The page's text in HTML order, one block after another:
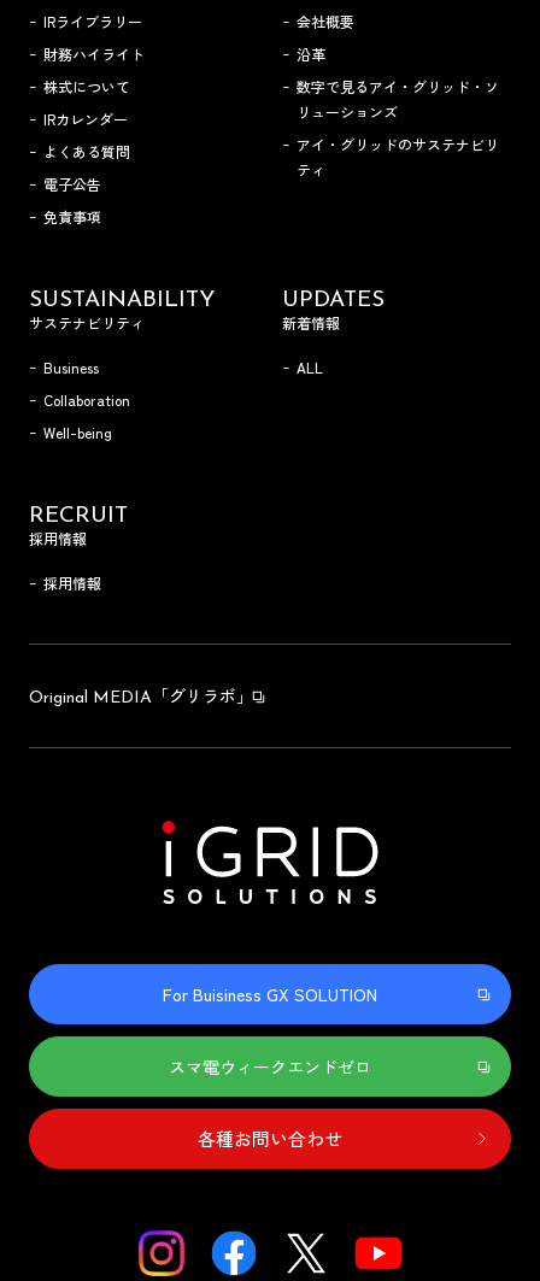
IRライブラリー
財務ハイライト
株式について
IRカレンダー
よくある質問
電子公告
免責事項
会社概要
沿革
数字で見るアイ・グリッド・ソ
リューションズ
アイ・グリッドのサステナビリ
ティ
SUSTAINABILITY
サステナビリティ
Business
Collaboration
Well-being
UPDATES
新着情報
ALL
RECRUIT
採用情報
採用情報
Original MEDIA 「グリラボ」
For Buisiness GX SOLUTION
スマ電ウィークエンドゼロ
各種お問い合わせ